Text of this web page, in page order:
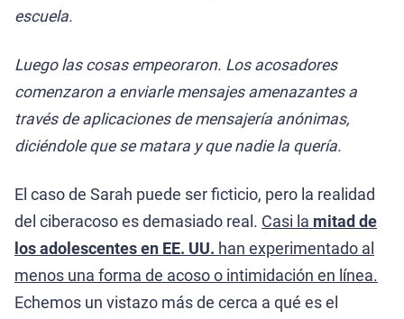
escuela.
Luego las cosas empeoraron. Los acosadores
comenzaron a enviarle mensajes amenazantes a
través de aplicaciones de mensajería anónimas,
diciéndole que se matara y que nadie la quería.
El caso de Sarah puede ser ficticio, pero la realidad
del ciberacoso es demasiado real. Casi la mitad de
los adolescentes en EE. UU. han experimentado al
menos una forma de acoso o intimidación en línea.
Echemos un vistazo más de cerca a qué es el